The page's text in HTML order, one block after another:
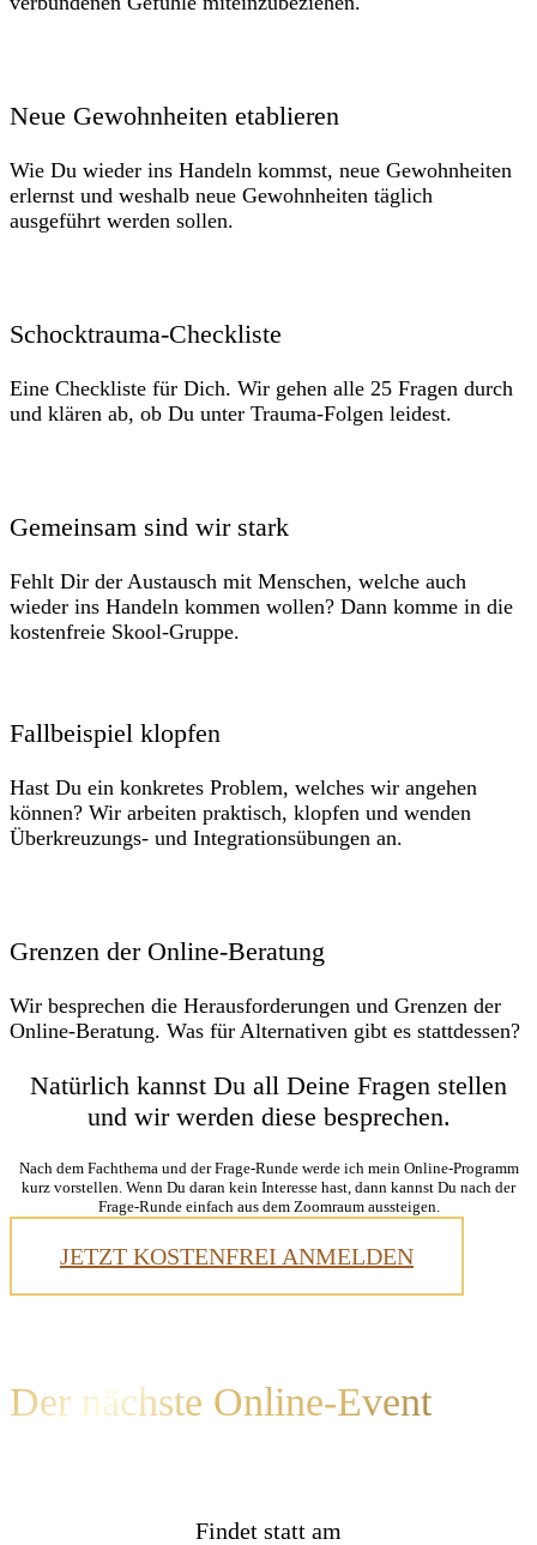
Neue Gewohnheiten etablieren
Wie Du wieder ins Handeln kommst, neue Gewohnheiten
erlernst und weshalb neue Gewohnheiten täglich
ausgeführt werden sollen.
Schocktrauma-Checkliste
Eine Checkliste für Dich. Wir gehen alle 25 Fragen durch
und klären ab, ob Du unter Trauma-Folgen leidest.
Gemeinsam sind wir stark
Fehlt Dir der Austausch mit Menschen, welche auch
wieder ins Handeln kommen wollen? Dann komme in die
kostenfreie Skool-Gruppe.
Fallbeispiel klopfen
Hast Du ein konkretes Problem, welches wir angehen
können? Wir arbeiten praktisch, klopfen und wenden
Überkreuzungs- und Integrationsübungen an.
Grenzen der Online-Beratung
Wir besprechen die Herausforderungen und Grenzen der
Online-Beratung. Was für Alternativen gibt es stattdessen?
Natürlich kannst Du all Deine Fragen stellen
und wir werden diese besprechen.
Nach dem Fachthema und der Frage-Runde werde ich mein Online-Programm
kurz vorstellen. Wenn Du daran kein Interesse hast, dann kannst Du nach der
Frage-Runde einfach aus dem Zoomraum aussteigen.
JETZT KOSTENFREI ANMELDEN
Der nächste Online-Event
Findet statt am